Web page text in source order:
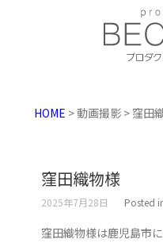
HOME > 動画撮影 > 窪田
窪田織物様
2025年7月28日 Posted
窪田織物様は鹿児島市